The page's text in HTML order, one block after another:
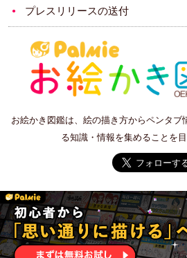
プレスリリースの送付
お絵かき図鑑は、絵の描き方からペンタブ
る知識・情報を集めることを目